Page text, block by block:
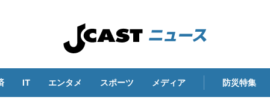
IT エンタメ スポーツ メディア 防災特集